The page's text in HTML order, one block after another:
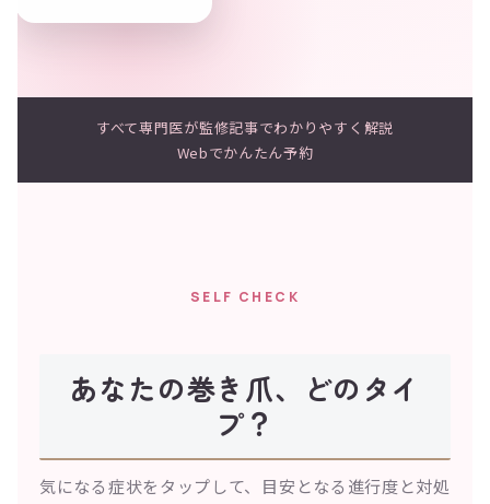
すべて専門医が監修記事でわかりやすく解説
Webでかんたん予約
SELF CHECK
あなたの巻き爪、どのタイ
プ？
気になる症状をタップして、目安となる進行度と対処